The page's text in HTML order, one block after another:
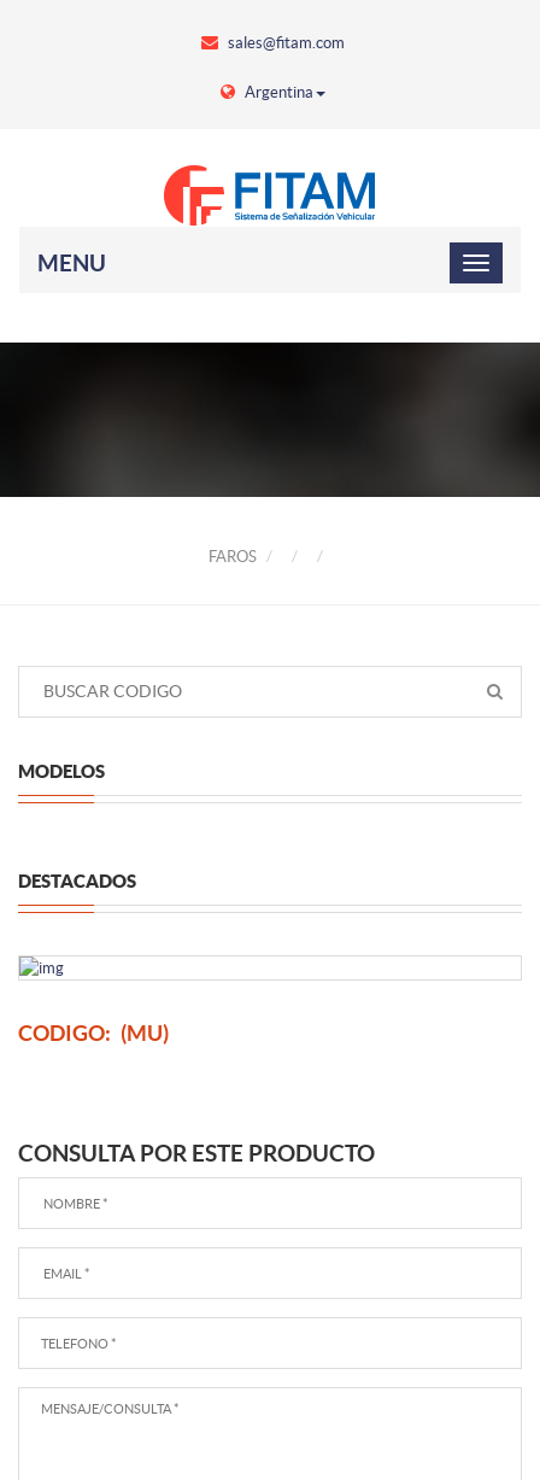
sales@fitam.com
Argentina
MENU
FAROS
MODELOS
DESTACADOS
CODIGO: (MU)
CONSULTA POR ESTE PRODUCTO